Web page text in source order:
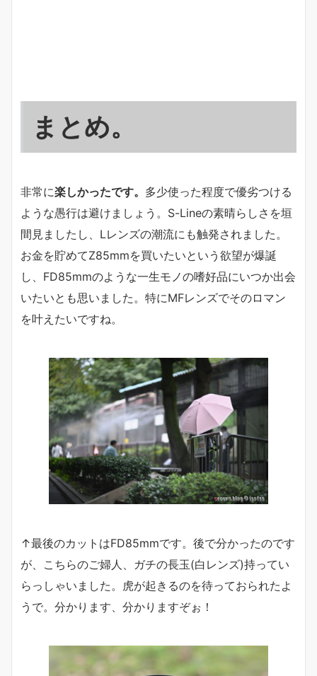
まとめ。
非常に楽しかったです。 多少使った程度で優劣つける
ような愚行は避けましょう。S-Lineの素晴らしさを垣
間見ましたし、Lレンズの潮流にも触発されました。
お金を貯めてZ85mmを買いたいという欲望が爆誕
し、FD85mmのような一生モノの嗜好品にいつか出会
いたいとも思いました。特にMFレンズでそのロマン
を叶えたいですね。
↑最後のカットはFD85mmです。後で分かったのです
が、こちらのご婦人、ガチの長玉(白レンズ)持ってい
らっしゃいました。虎が起きるのを待っておられたよ
うで。分かります、分かりますぞぉ！